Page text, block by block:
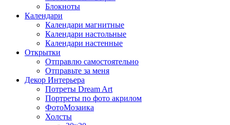
Блокноты
Календари
Календари магнитные
Календари настольные
Календари настенные
Открытки
Отправлю самостоятельно
Отправьте за меня
Декор Интерьера
Потреты Dream Art
Портреты по фото акрилом
ФотоМозаика
Холсты